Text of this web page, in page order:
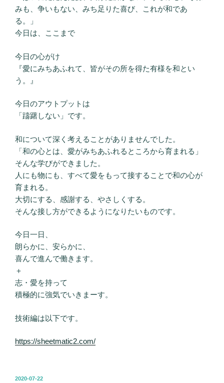
みも、争いもない、みち足りた喜び、これが和であ
る。」
今日は、ここまで
今日の心がけ
『愛にみちあふれて、皆がその所を得た有様を和とい
う。』
今日のアウトプットは
「躊躇しない」です。
和について深く考えることがありませんでした。
「和の心とは、愛がみちあふれるところから育まれる」
そんな学びができました。
人にも物にも、すべて愛をもって接することで和の心が
育まれる。
大切にする、感謝する、やさしくする。
そんな接し方ができるようになりたいものです。
今日一日、
朗らかに、安らかに、
喜んで進んで働きます。
＋
志・愛を持って
積極的に強気でいきまーす。
技術編は以下です。
https://sheetmatic2.com/
投
2020-07-22